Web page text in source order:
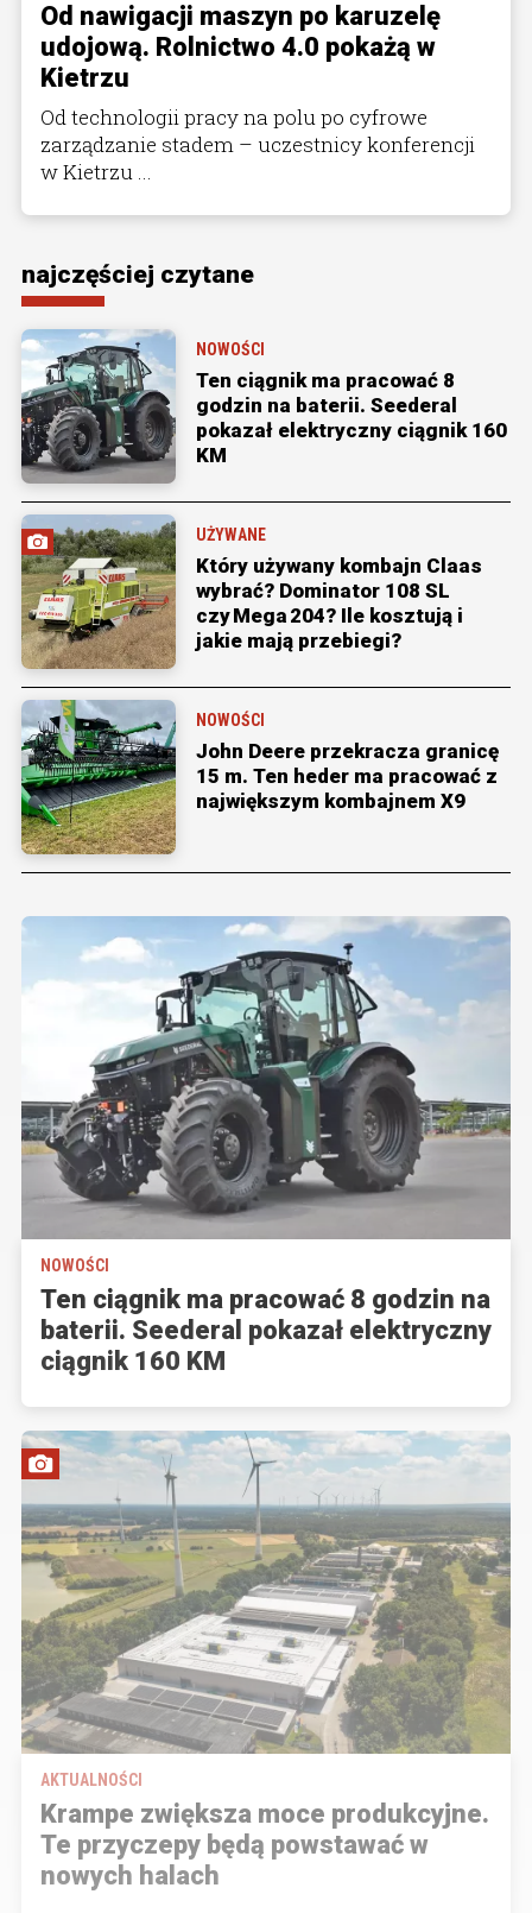
Od nawigacji maszyn po karuzelę
udojową. Rolnictwo 4.0 pokażą w
Kietrzu
Od technologii pracy na polu po cyfrowe
zarządzanie stadem – uczestnicy konferencji
w Kietrzu ...
najczęściej czytane
NOWOŚCI
Ten ciągnik ma pracować 8
godzin na baterii. Seederal
pokazał elektryczny ciągnik 160
KM
UŻYWANE
Który używany kombajn Claas
wybrać? Dominator 108 SL
czy Mega 204? Ile kosztują i
jakie mają przebiegi?
NOWOŚCI
John Deere przekracza granicę
15 m. Ten heder ma pracować z
największym kombajnem X9
NOWOŚCI
Ten ciągnik ma pracować 8 godzin na
baterii. Seederal pokazał elektryczny
ciągnik 160 KM
AKTUALNOŚCI
Krampe zwiększa moce produkcyjne.
Te przyczepy będą powstawać w
nowych halach